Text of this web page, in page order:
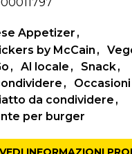
Appetizer
by McCain
Al locale
Snack
da condividere
per burger